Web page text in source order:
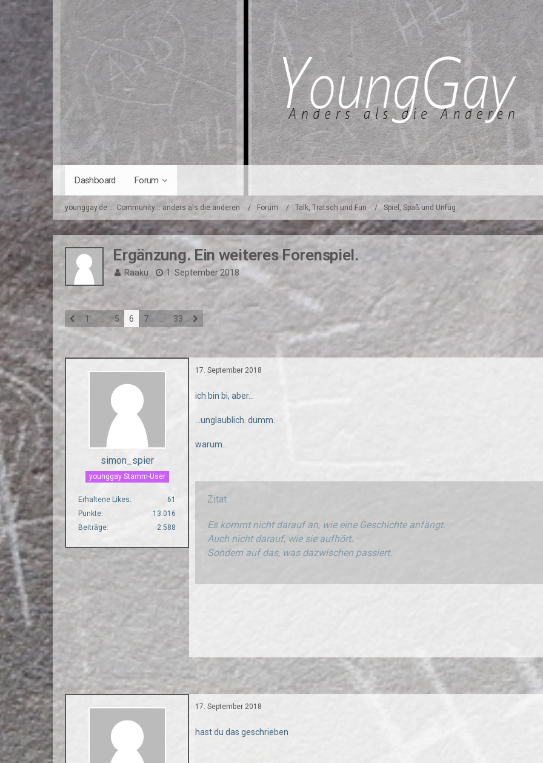
Dashboard Forum
younggay.de ::: Community :: anders als die anderen Forum Talk, Tratsch und Fun Spiel, Spaß und Unfug
Ergänzung. Ein weiteres Forenspiel.
Raaku 1. September 2018
1 5 6 7 33
simon_spier
younggay Stamm-User
Erhaltene Likes
61
Punkte
13.016
Beiträge
2.588
17. September 2018
ich bin bi, aber...
...unglaublich. dumm.
warum...
Zitat
Es kommt nicht darauf an, wie eine Geschichte anfängt.
Auch nicht darauf, wie sie aufhört.
Sondern auf das, was dazwischen passiert.
17. September 2018
hast du das geschrieben